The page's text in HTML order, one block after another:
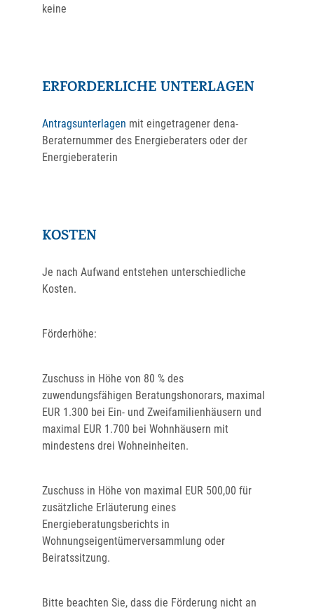
keine
ERFORDERLICHE UNTERLAGEN
Antragsunterlagen mit eingetragener dena-
Beraternummer des Energieberaters oder der
Energieberaterin
KOSTEN
Je nach Aufwand entstehen unterschiedliche
Kosten.
Förderhöhe:
Zuschuss in Höhe von 80 % des
zuwendungsfähigen Beratungshonorars, maximal
EUR 1.300 bei Ein- und Zweifamilienhäusern und
maximal EUR 1.700 bei Wohnhäusern mit
mindestens drei Wohneinheiten.
Zuschuss in Höhe von maximal EUR 500,00 für
zusätzliche Erläuterung eines
Energieberatungsberichts in
Wohnungseigentümerversammlung oder
Beiratssitzung.
Bitte beachten Sie, dass die Förderung nicht an